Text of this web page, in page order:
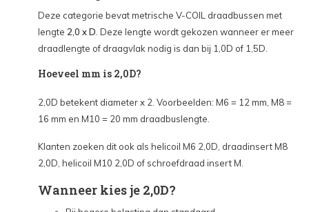
Deze categorie bevat metrische V-COIL draadbussen met
lengte 2,0 x D . Deze lengte wordt gekozen wanneer er meer
draadlengte of draagvlak nodig is dan bij 1,0D of 1,5D.
Hoeveel mm is 2,0D?
2,0D betekent diameter x 2. Voorbeelden: M6 = 12 mm, M8 =
16 mm en M10 = 20 mm draadbuslengte.
Klanten zoeken dit ook als helicoil M6 2,0D, draadinsert M8
2,0D, helicoil M10 2,0D of schroefdraad insert M.
Wanneer kies je 2,0D?